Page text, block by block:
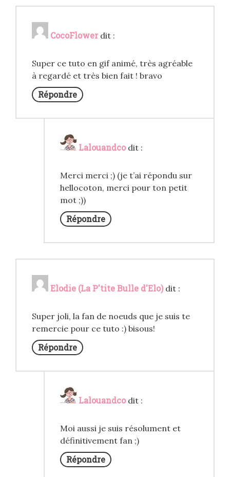
CocoFlower dit :
Super ce tuto en gif animé, très agréable
à regardé et très bien fait ! bravo
Répondre
Lalouandco dit :
Merci merci ;) (je t’ai répondu sur
hellocoton, merci pour ton petit
mot ;))
Répondre
Elodie (La P'tite Bulle d'Elo) dit :
Super joli, la fan de noeuds que je suis te
remercie pour ce tuto :) bisous!
Répondre
Lalouandco dit :
Moi aussi je suis résolument et
définitivement fan ;)
Répondre